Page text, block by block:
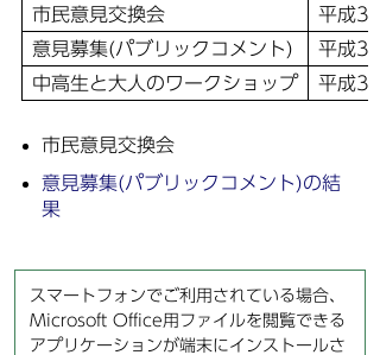
市民意見交換会
平成
意見募集(パブリックコメント)
平成
中高生と大人のワークショップ
平成
市民意見交換会
意見募集(パブリックコメント)の結
果
スマートフォンでご利用されている場合、
Microsoft Office用ファイルを閲覧できる
アプリケーションが端末にインストールさ